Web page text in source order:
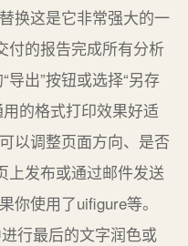
换这是它非常强大的一
付的报告完成所有分析
出”按钮或选择“另存
的格式打印效果好适
以调整页面方向、是否
上发布或通过邮件发送
你使用了uifigure等。
行最后的文字润色或